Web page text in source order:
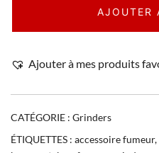
AJOUTER
Ajouter à mes produits
CATÉGORIE : Grinders
ÉTIQUETTES : accessoire fumeur,